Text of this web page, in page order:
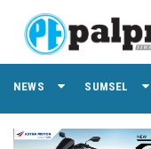
NEWS SUMSEL